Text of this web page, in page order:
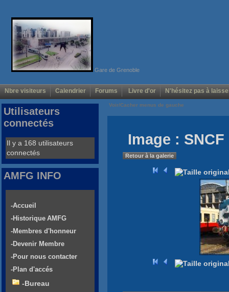
Gare de Grenoble
Nbre visiteurs Calendrier Forums Livre d'or N'hésitez pas à
Voir/Cacher menus de gauche
Image :
Retour à la galerie
Utilisateurs
connectés
Il y a 168 utilisateurs
connectés
AMFG INFO
-Accueil
-Historique AMFG
-Membres d'honneur
-Devenir Membre
-Pour nous contacter
-Plan d'accés
-Bureau